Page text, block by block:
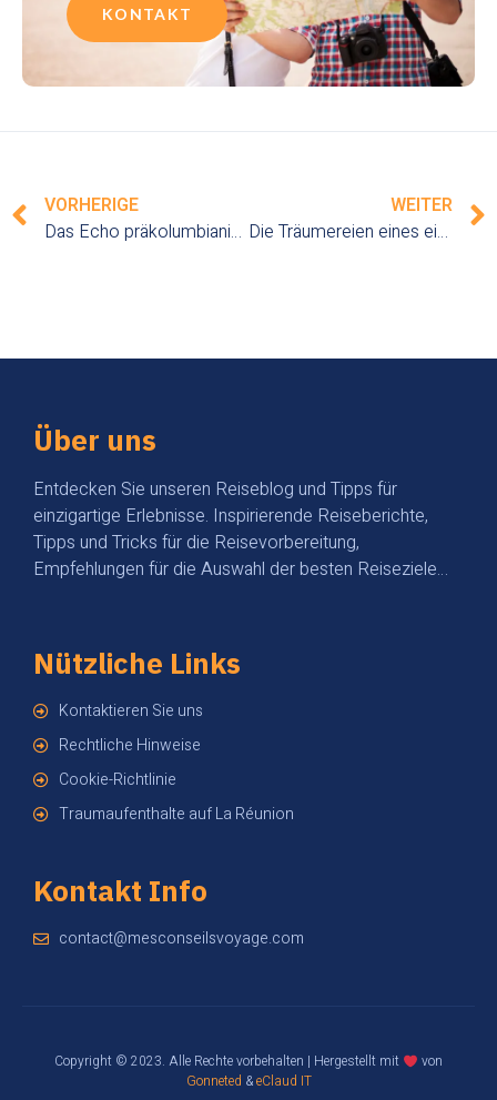
KONTAKT
VORHERIGE
Das Echo präkolumbianischer Mythen in den heiligen Bergen Perus: eine mystische und spannende Reise
WEITER
Die Träumereien eines einsamen Reisenden im Wolkenwald, Ecuador: ein poetisches und bezauberndes Eintauchen
Über uns
Entdecken Sie unseren Reiseblog und Tipps für
einzigartige Erlebnisse. Inspirierende Reiseberichte,
Tipps und Tricks für die Reisevorbereitung,
Empfehlungen für die Auswahl der besten Reiseziele…
Nützliche Links
Kontaktieren Sie uns
Rechtliche Hinweise
Cookie-Richtlinie
Traumaufenthalte auf La Réunion
Kontakt Info
contact@mesconseilsvoyage.com
Copyright © 2023. Alle Rechte vorbehalten | Hergestellt mit
von
Gonneted &eClaud IT